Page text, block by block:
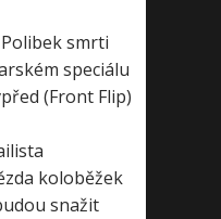
smrti
speciálu
(Front Flip)
koloběžek
snažit